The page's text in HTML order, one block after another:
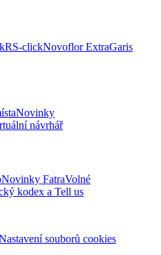
RS-clickNovoflor ExtraGaris
Novinky
návrhář
Novinky FatraVolné
kodex a Tell us
souborů cookies